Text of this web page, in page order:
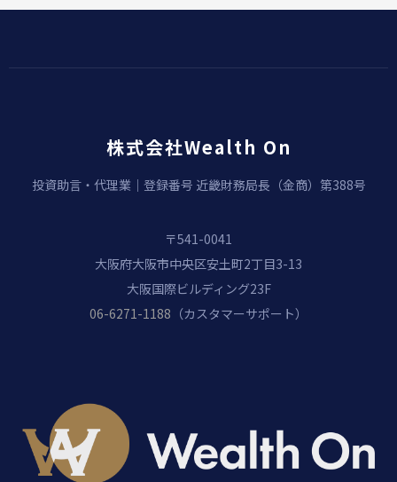
株式会社Wealth On
投資助言・代理業｜登録番号 近畿財務局長（金商）第388号
〒541-0041
大阪府大阪市中央区安土町2丁目3-13
大阪国際ビルディング23F
06-6271-1188 （カスタマーサポート）